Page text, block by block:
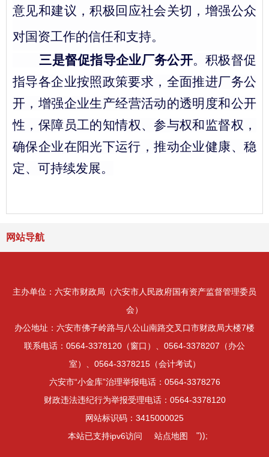
意见和建议 ，积极回应社会关切，增强公众
对国资工作的信任和支持。
三是督促指导企业厂务公开。积极督促
指导各企业按照政策要求，全面推进厂务公
开， 增强企业生产经营活动的透明度和公开
性 ， 保障员工的知情权、参与权和监督权 ，
确保企业在阳光下运行 ，推动企业健康、稳
定、可持续发展。
网站导航
主办单位：六安市财政局（六安市人民政府国有资产监督管理委员
会）
办公地址：六安市佛子岭路与八公山南路交叉口市财政局大楼7楼
联系电话：0564-3378120（窗口）、0564-3378207（办公
室）、0564-3378215（会计考试）
六安市“小金库”治理举报电话：0564-3378276
财政违法违纪行为举报受理电话：0564-3378120
网站标识码：3415000025
本站已支持ipv6访问
站点地图 "));